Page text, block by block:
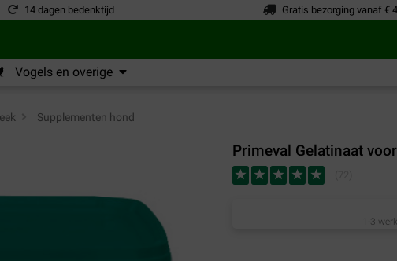
14 dagen bedenktijd Gratis bezorging vanaf €
Vogels en overige
Supplementen hond
Primeval Gelatinaat
1-3